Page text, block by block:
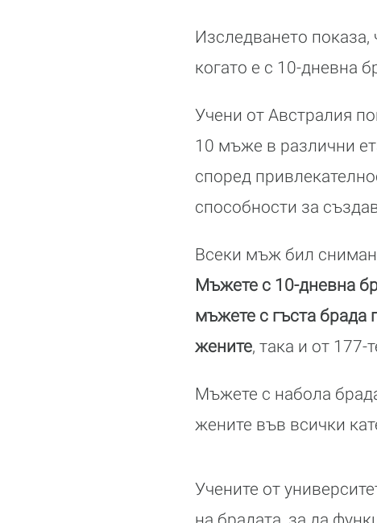
Изследването
когато е с 10-дневна
Учени от Австралия
10 мъже в различни
според
способности за
Всеки мъж бил сниман
Мъжете с 10-дневна
мъжете с гъста брада
жените, така и от 177-
Мъжете с набола
жените във всички
Учените от